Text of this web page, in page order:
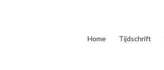
Home Tijdschrift